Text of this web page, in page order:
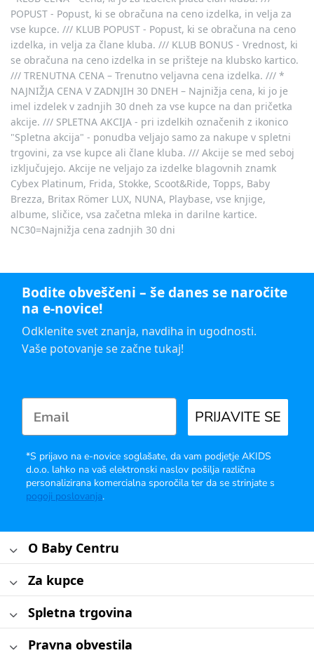
POPUST - Popust, ki se obračuna na ceno izdelka, in velja za
vse kupce. /// KLUB POPUST - Popust, ki se obračuna na ceno
izdelka, in velja za člane kluba. /// KLUB BONUS - Vrednost, ki
se obračuna na ceno izdelka in se prišteje na klubsko kartico.
/// TRENUTNA CENA – Trenutno veljavna cena izdelka. /// *
NAJNIŽJA CENA V ZADNJIH 30 DNEH – Najnižja cena, ki jo je
imel izdelek v zadnjih 30 dneh za vse kupce na dan pričetka
akcije. /// SPLETNA AKCIJA - pri izdelkih označenih z ikonico
"Spletna akcija" - ponudba veljajo samo za nakupe v spletni
trgovini, za vse kupce ali člane kluba. /// Akcije se med seboj
izključujejo. Akcije ne veljajo za izdelke blagovnih znamk
Cybex Platinum, Frida, Stokke, Scoot&Ride, Topps, Baby
Brezza, Britax Römer LUX, NUNA, Playbase, vse knjige,
albume, sličice, vsa začetna mleka in darilne kartice.
NC30=Najnižja cena zadnjih 30 dni
Bodite obveščeni – še danes se naročite
na e-novice!
Odklenite svet znanja, navdiha in ugodnosti.
Vaše potovanje se začne tukaj!
PRIJAVITE SE
*S prijavo na e-novice soglašate, da vam podjetje AKIDS
d.o.o. lahko na vaš elektronski naslov pošilja različna
personalizirana komercialna sporočila ter da se strinjate s
pogoji poslovanja.
O Baby Centru
Za kupce
Spletna trgovina
Pravna obvestila